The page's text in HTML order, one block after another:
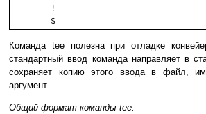
        !
        $
Команда tee полезна при отладке
стандартный ввод команда направляет в
сохраняет копию этого ввода в файл,
аргумент.
Общий формат команды tee: